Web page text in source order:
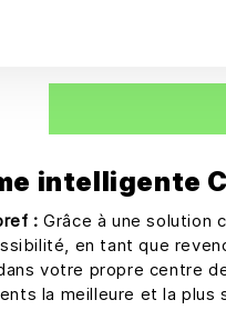
intelligente
:Grâce à une solution
en tant que
votre propre centre
la meilleure et la plus